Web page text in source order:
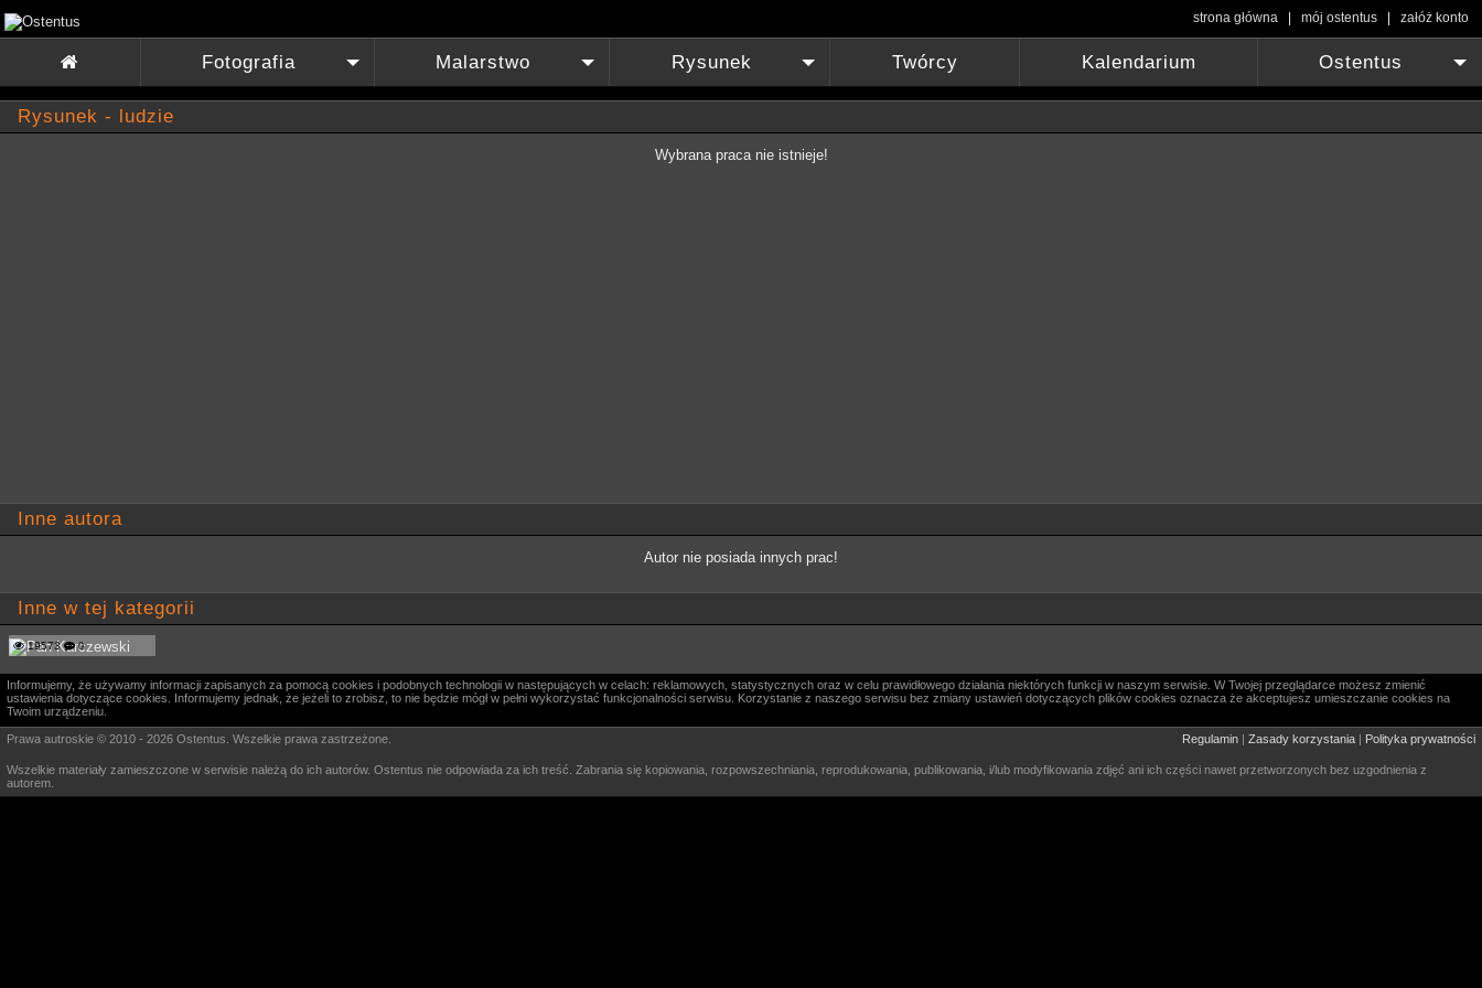
strona główna |mój ostentus |załóż konto

+
Fotografia
+
Malarstwo
+
Rysunek Twórcy
Kalendarium
+
Ostentus
Rysunek - ludzie
Wybrana praca nie istnieje!
Inne autora
Autor nie posiada innych prac!
Inne w tej kategorii
19573 0
Informujemy, że używamy informacji zapisanych za pomocą cookies i podobnych technologii w następujących w celach: reklamowych, statystycznych oraz w celu prawidłowego działania niektórych funkcji w naszym serwisie. W Twojej przeglądarce możesz zmienić
ustawienia dotyczące cookies. Informujemy jednak, że jeżeli to zrobisz, to nie będzie mógł w pełni wykorzystać funkcjonalności serwisu. Korzystanie z naszego serwisu bez zmiany ustawień dotyczących plików cookies oznacza że akceptujesz umieszczanie cookies na
Twoim urządzeniu.
Prawa autroskie © 2010 - 2026 Ostentus. Wszelkie prawa zastrzeżone. Regulamin | Zasady korzystania | Polityka prywatności
Wszelkie materiały zamieszczone w serwisie należą do ich autorów. Ostentus nie odpowiada za ich treść. Zabrania się kopiowania, rozpowszechniania, reprodukowania, publikowania, i/lub modyfikowania zdjęć ani ich części nawet przetworzonych bez uzgodnienia z
autorem.